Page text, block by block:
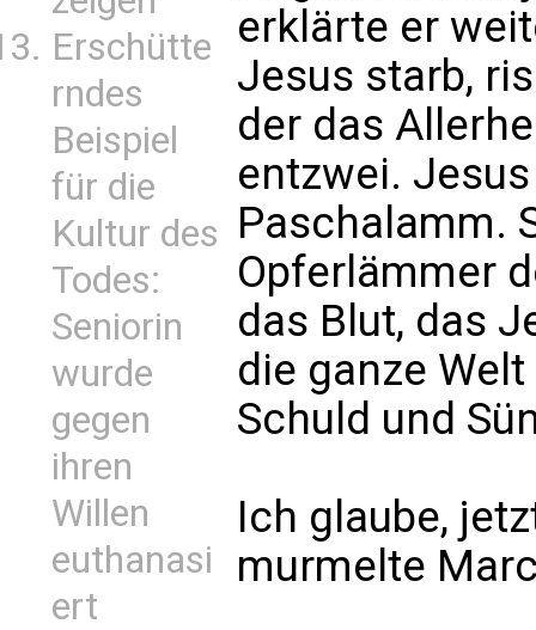
Erschütte
rndes
Beispiel
für die
Kultur des
Todes:
Seniorin
wurde
gegen
ihren
Willen
euthanasi
ert
erklärte er
Jesus starb,
der das
entzwei.
Paschalamm.
Opferlämmer
das Blut, das
die ganze
Schuld und
Ich glaube,
murmelte